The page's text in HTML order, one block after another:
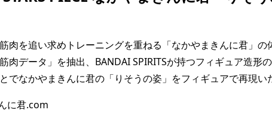
肉を追い求めトレーニングを重ねる「なかやまきんに君」の
肉データ」を抽出、BANDAI SPIRITSが持つフィギュア造形
でなかやまきんに君の「りそうの姿」をフィギュアで再現い
に君.com